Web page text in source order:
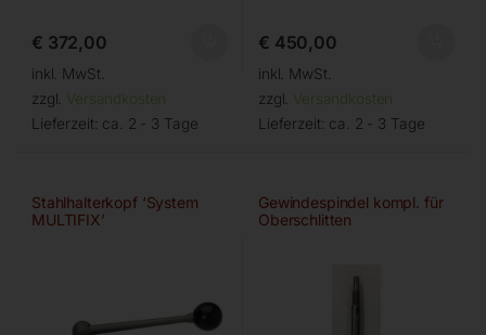
€ 372,00
inkl. MwSt.
zzgl. Versandkosten
Lieferzeit: ca. 2 - 3 Tage
€ 450,00
inkl. MwSt.
zzgl. Versandkosten
Lieferzeit: ca. 2 - 3 Tage
Stahlhalterkopf ‘System
MULTIFIX’
Gewindespindel kompl. für
Oberschlitten